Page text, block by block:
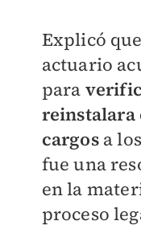
Explicó
actuario
para
reinstalara
cargosa
fue una
en la
proceso